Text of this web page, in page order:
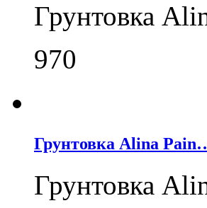
Грунтовка
970
Грунтовка Alina
Грунтовка